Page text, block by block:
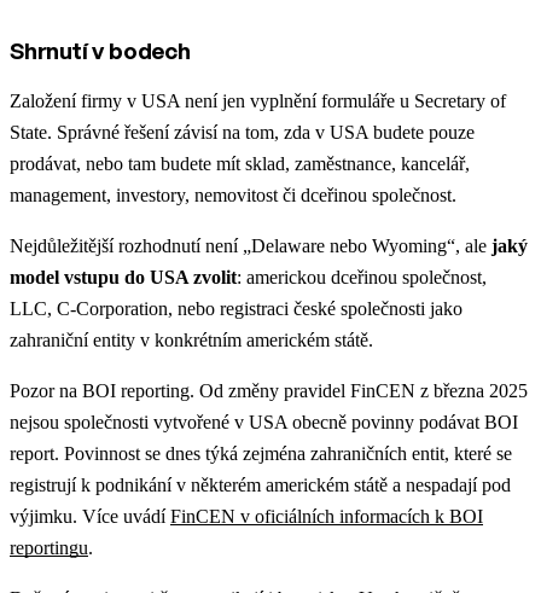
Shrnutí v bodech
Založení firmy v USA není jen vyplnění formuláře u Secretary of
State. Správné řešení závisí na tom, zda v USA budete pouze
prodávat, nebo tam budete mít sklad, zaměstnance, kancelář,
management, investory, nemovitost či dceřinou společnost.
Nejdůležitější rozhodnutí není „Delaware nebo Wyoming“, ale jaký
model vstupu do USA zvolit: americkou dceřinou společnost,
LLC, C-Corporation, nebo registraci české společnosti jako
zahraniční entity v konkrétním americkém státě.
Pozor na BOI reporting. Od změny pravidel FinCEN z března 2025
nejsou společnosti vytvořené v USA obecně povinny podávat BOI
report. Povinnost se dnes týká zejména zahraničních entit, které se
registrují k podnikání v některém americkém státě a nespadají pod
výjimku. Více uvádí FinCEN v oficiálních informacích k BOI
reportingu.